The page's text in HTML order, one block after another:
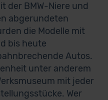
der BMW-Niere und
abgerundeten
die Modelle mit
bis heute
Autos.
unter anderem
mit jeder
Wer